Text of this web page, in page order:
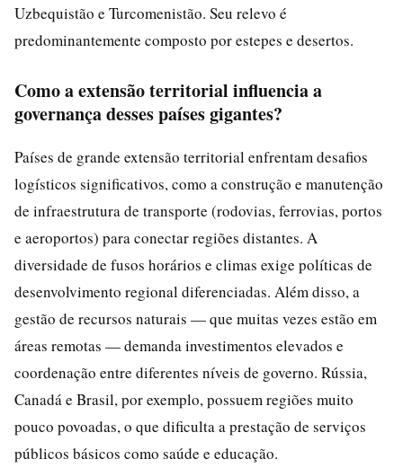
Uzbequistão e Turcomenistão. Seu relevo é
predominantemente composto por estepes e desertos.
Como a extensão territorial influencia a
governança desses países gigantes?
Países de grande extensão territorial enfrentam desafios
logísticos significativos, como a construção e manutenção
de infraestrutura de transporte (rodovias, ferrovias, portos
e aeroportos) para conectar regiões distantes. A
diversidade de fusos horários e climas exige políticas de
desenvolvimento regional diferenciadas. Além disso, a
gestão de recursos naturais — que muitas vezes estão em
áreas remotas — demanda investimentos elevados e
coordenação entre diferentes níveis de governo. Rússia,
Canadá e Brasil, por exemplo, possuem regiões muito
pouco povoadas, o que dificulta a prestação de serviços
públicos básicos como saúde e educação.